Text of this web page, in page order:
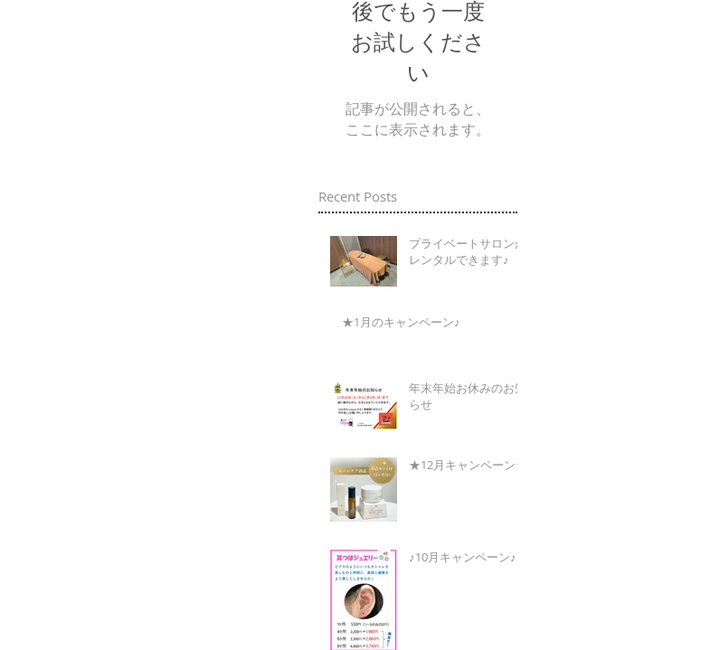
後でもう一度
お試しくださ
い
記事が公開されると、
ここに表示されます。
Recent Posts
プライベートサロンが
レンタルできます♪
★1月のキャンペーン♪
年末年始お休みのお知
らせ
★12月キャンペーン★
♪10月キャンペーン♪